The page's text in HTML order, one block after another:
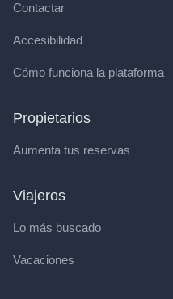
Contactar
Accesibilidad
Cómo funciona la plataforma
Propietarios
Aumenta tus reservas
Viajeros
Lo más buscado
Vacaciones